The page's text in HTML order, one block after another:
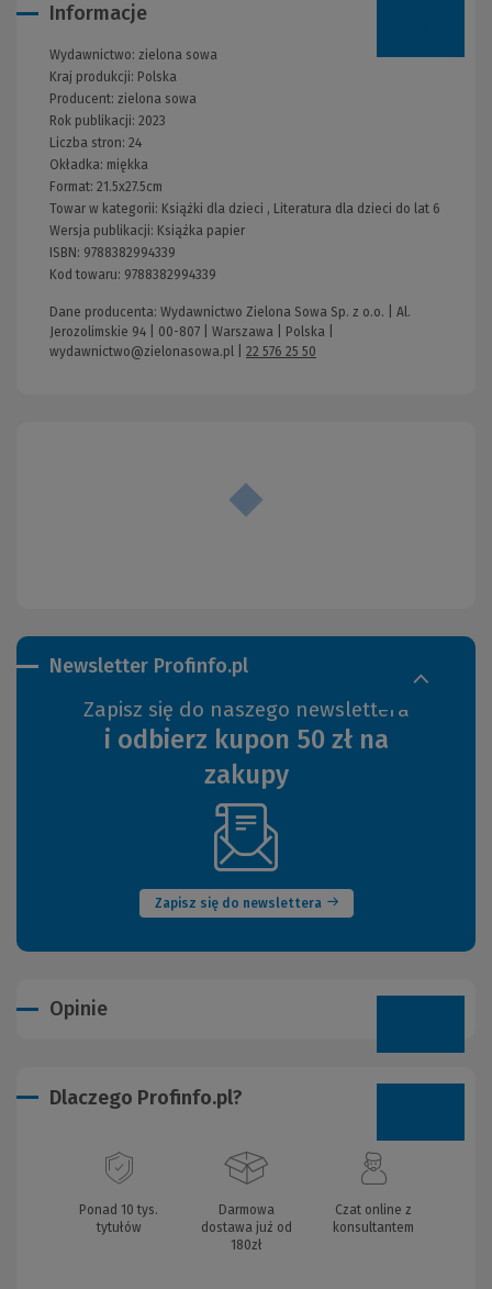
Informacje
Wydawnictwo: zielona sowa
Kraj produkcji: Polska
Producent: zielona sowa
Rok publikacji: 2023
Liczba stron: 24
Okładka: miękka
Format: 21.5x27.5cm
Towar w kategorii: Książki dla dzieci , Literatura dla dzieci do lat 6
Wersja publikacji: Książka papier
ISBN: 9788382994339
Kod towaru: 9788382994339
Dane producenta: Wydawnictwo Zielona Sowa Sp. z o.o. | Al.
Jerozolimskie 94 | 00-807 | Warszawa | Polska |
wydawnictwo@zielonasowa.pl
22 576 25 50
Newsletter Profinfo.pl
Zapisz się do naszego newslettera
i odbierz kupon 50 zł na
zakupy
Zapisz się do newslettera
(Nowe
okno)
Opinie
Dlaczego Profinfo.pl?
Ponad 10 tys.
tytułów
Darmowa
dostawa już od
180zł
Czat online z
konsultantem